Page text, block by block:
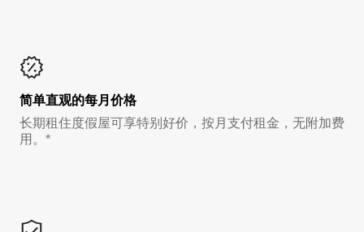
简单直观的每月价格
长期租住度假屋可享特别好价，按月支付租金，无附加费
用。*